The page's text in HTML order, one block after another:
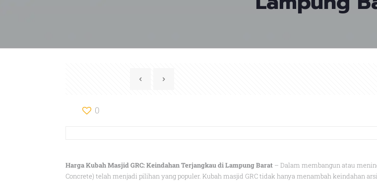
0
Harga Kubah Masjid GRC: Keindahan Terjangkau di Lampung Barat – Dalam membangun atau
Concrete) telah menjadi pilihan yang populer. Kubah masjid GRC tidak hanya menambah keindahan